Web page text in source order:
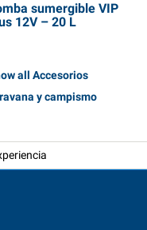
sumergible VIP
12V – 20 L
all Accesorios
y campismo